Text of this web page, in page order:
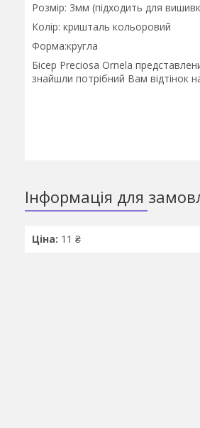
Розмір: 3мм (підходить для
Колір: кришталь кольоровий
Форма:кругла
Бісер Preciosa Ornela
знайшли потрібний Вам відтінок
Інформація для
Ціна: 11 ₴